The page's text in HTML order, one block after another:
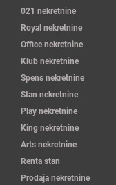
021 nekretnine
Royal nekretnine
Office nekretnine
Klub nekretnine
Spens nekretnine
Stan nekretnine
Play nekretnine
King nekretnine
Arts nekretnine
Renta stan
Prodaja nekretnine